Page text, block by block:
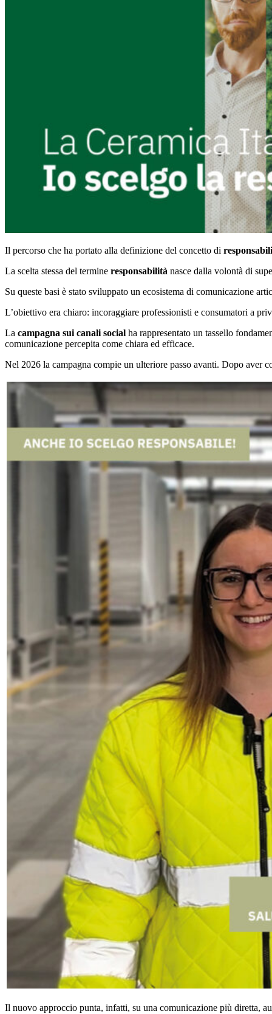
Il percorso che ha portato alla definizione del concetto di
La scelta stessa del termine responsabilità nasce dalla volontà di
Su queste basi è stato sviluppato un ecosistema di comunicazione
L’obiettivo era chiaro: incoraggiare professionisti e consumatori a
La campagna sui canali social ha rappresentato un tassello
comunicazione percepita come chiara ed efficace.
Nel 2026 la campagna compie un ulteriore passo avanti. Dopo aver
Il nuovo approccio punta, infatti, su una comunicazione più diretta,